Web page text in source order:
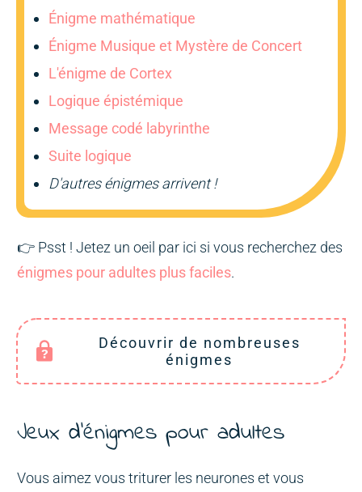
Énigme mathématique
Énigme Musique et Mystère de Concert
L'énigme de Cortex
Logique épistémique
Message codé labyrinthe
Suite logique
D'autres énigmes arrivent !
👉 Psst ! Jetez un oeil par ici si vous recherchez des
énigmes pour adultes plus faciles.
Découvrir de nombreuses
énigmes
Jeux d'énigmes pour adultes
Vous aimez vous triturer les neurones et vous